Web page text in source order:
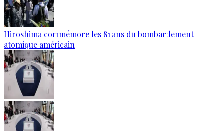
Hiroshima commémore les 81 ans du bombardement
atomique américain